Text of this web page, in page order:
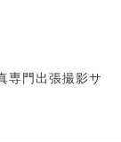
専門出張撮影サ